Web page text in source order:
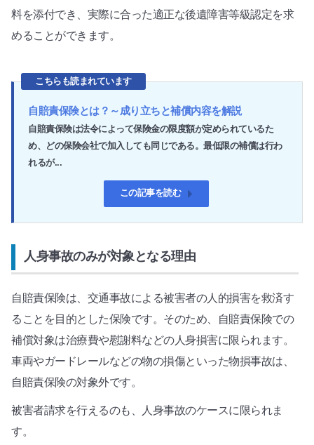
料を添付でき、実際に合った適正な後遺障害等級認定を求
めることができます。
こちらも読まれています
自賠責保険とは？～成り立ちと補償内容を解説
自賠責保険は法令によって保険金の限度額が定められているた
め、どの保険会社で加入しても同じである。最低限の補償は行わ
れるが...
この記事を読む
人身事故のみが対象となる理由
自賠責保険は、交通事故による被害者の人的損害を救済す
ることを目的とした保険です。そのため、自賠責保険での
補償対象は治療費や慰謝料などの人身損害に限られます。
車両やガードレールなどの物の損傷といった物損事故は、
自賠責保険の対象外です。
被害者請求を行えるのも、人身事故のケースに限られま
す。